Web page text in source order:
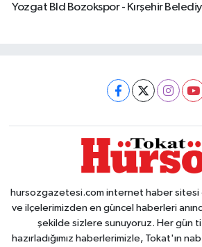
Yozgat Bld Bozokspor - Kırşehir
hursozgazetesi.com internet haber sitesi
ve ilçelerimizden en güncel haberleri
şekilde sizlere sunuyoruz. Her gün
hazırladığımız haberlerimizle, Tokat'ın